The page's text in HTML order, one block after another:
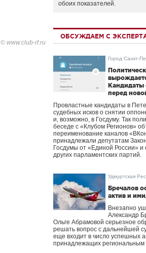
© www.club-rf.ru
обоих показателей.
ОБСУЖДАЕМ С
Город Санкт-
Кандидаты
перед
Провластные кандидаты в
судебных исков о снятии
и, возможно, в Госдуму. Так
беседе с «Клубом Регионов»
переименование каналов
принадлежали депутатам
Госдумы от «Единой России»
других парламентских партий.
Удмуртская
Бречалов
актив и
Внезапно
Александр
Ольге Абрамовой серьезное
решать вопрос с дальнейшей
еще входит в число успешных
принадлежащих региональным